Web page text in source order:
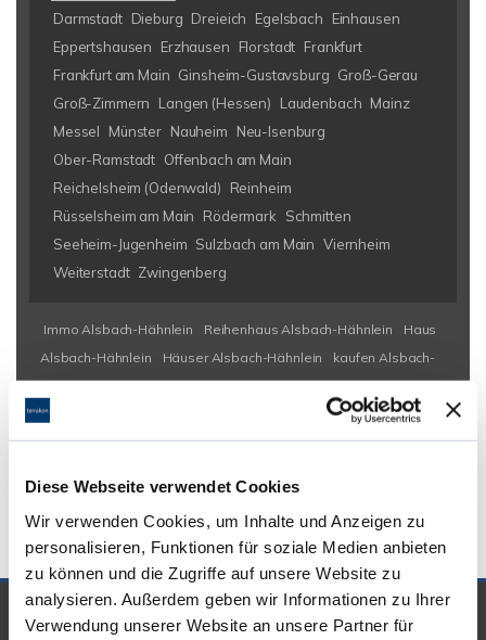
Diese Webseite verwendet Cookies
Wir verwenden Cookies, um Inhalte und Anzeigen zu
personalisieren, Funktionen für soziale Medien anbieten
zu können und die Zugriffe auf unsere Website zu
analysieren. Außerdem geben wir Informationen zu Ihrer
Verwendung unserer Website an unsere Partner für
Darmstadt Dieburg Dreieich Egelsbach
Einhausen
Eppertshausen
Erzhausen Florstadt Frankfurt
Frankfurt am Main Ginsheim-Gustavsburg Groß-Gerau
Groß-Zimmern
Langen (Hessen) Laudenbach Mainz
Messel
Münster Nauheim
Neu-Isenburg
Ober-Ramstadt Offenbach am Main
Reichelsheim (Odenwald)
Reinheim
Rüsselsheim am Main
Rödermark
Schmitten
Seeheim-Jugenheim Sulzbach am Main Viernheim
Weiterstadt Zwingenberg
Immo Alsbach-Hähnlein Reihenhaus Alsbach-Hähnlein
Haus
Alsbach-Hähnlein
Häuser Alsbach-Hähnlein
kaufen Alsbach-
Hähnlein
Immobilie Alsbach-Hähnlein
Immobilien Alsbach-
Hähnlein
Immobilienkauf Alsbach-
Hähnlein
Einfamilienhaus Alsbach-Hähnlein
Einfamilienhäuser
UNSERE PARTNER &